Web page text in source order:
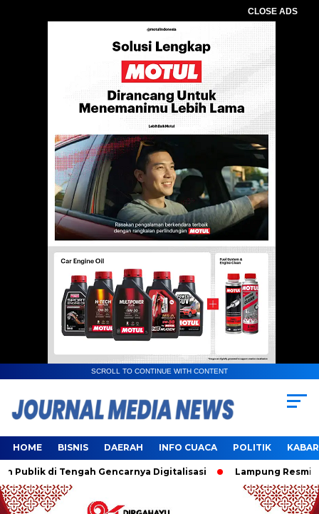
CLOSE ADS
SCROLL TO CONTINUE WITH CONTENT
HOME BISNIS DAERAH INFO CUACA POLITIK
di Tengah Gencarnya Digitalisasi Lampung Resmi Jadi